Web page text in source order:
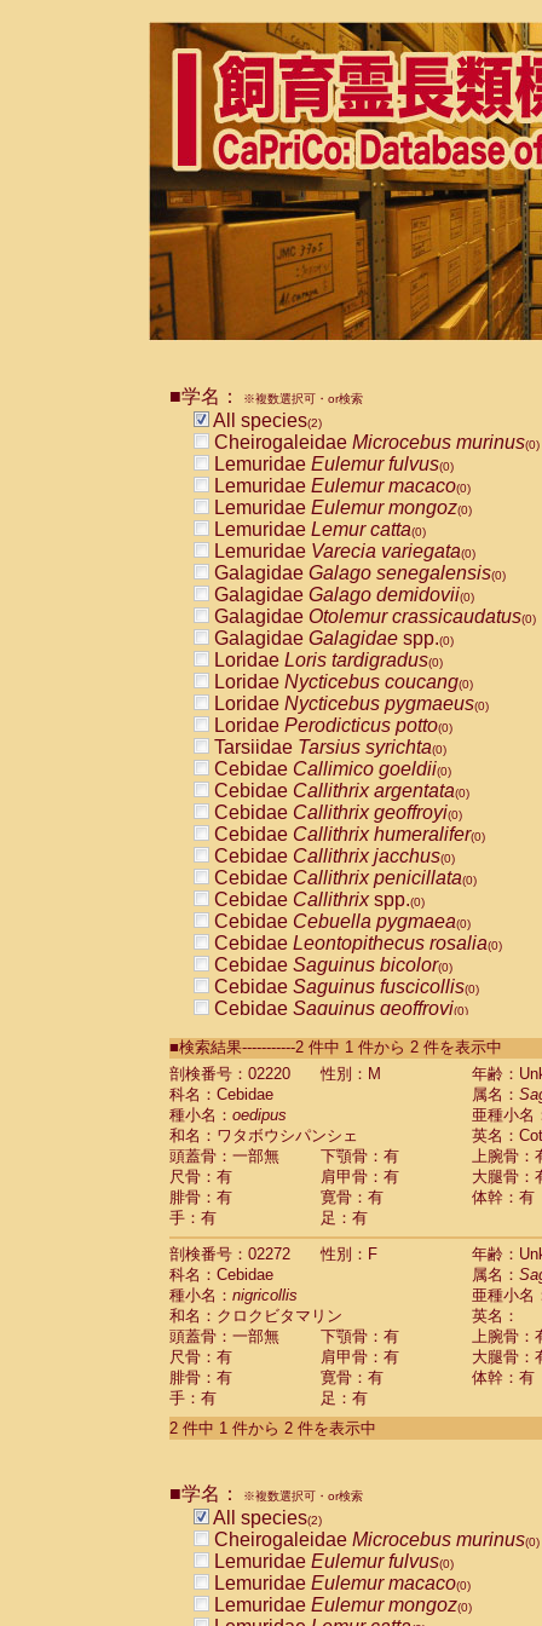
■学名： ※複数選択可・or検索
All species(2)
Cheirogaleidae Microcebus murinus(0)
Lemuridae Eulemur fulvus(0)
Lemuridae Eulemur macaco(0)
Lemuridae Eulemur mongoz(0)
Lemuridae Lemur catta(0)
Lemuridae Varecia variegata(0)
Galagidae Galago senegalensis(0)
Galagidae Galago demidovii(0)
Galagidae Otolemur crassicaudatus(0)
Galagidae Galagidae spp.(0)
Loridae Loris tardigradus(0)
Loridae Nycticebus coucang(0)
Loridae Nycticebus pygmaeus(0)
Loridae Perodicticus potto(0)
Tarsiidae Tarsius syrichta(0)
Cebidae Callimico goeldii(0)
Cebidae Callithrix argentata(0)
Cebidae Callithrix geoffroyi(0)
Cebidae Callithrix humeralifer(0)
Cebidae Callithrix jacchus(0)
Cebidae Callithrix penicillata(0)
Cebidae Callithrixspp.(0)
Cebidae Cebuella pygmaea(0)
Cebidae Leontopithecus rosalia(0)
Cebidae Saguinus bicolor(0)
Cebidae Saguinus fuscicollis(0)
Cebidae Saguinus geoffroyi(0)
CebidaeSaguinus labiatus(0)
Cebidae Saguinus leucopus (0)
Cebidae
Cebidae
CebidaeSaguinus nigricollis (1)
Cebidae Saguinus oedipus
Cebidae Saguinus weddelli
Cebidae Saguinusspp.
Cebidae Aotus trivirgatus
Cebidae Cebus albifrons
Cebidae
CebidaeCebus capucinus
CebidaeCebus nigrivittatus
Cebidae Cebusspp.(0)
Cebidae Saimiri boliviensis
Cebidae Saimiri sciureus
Atelidae Alouatta caraya
AtelidaeAlouatta fusca
AtelidaeAlouatta seniculus
AtelidaeAteles belzebuth
AtelidaeAteles geoffroyi
AtelidaeAteles paniscus(0)
AtelidaeAtelesspp. (0)
AtelidaeLagothrix lagothricha
AtelidaeLagothrix lagothricha cana
PitheciidaeCacajao calvus
■検索結果-----------2 件中 1 件から 2 件を表示中
剖検番号：02220
性別：M
年齢：
科名：Cebidae
属名：
種小名： oedipus
亜種小名
和名：ワタボウシパンシェ
英名：
頭蓋骨：一部無
下顎骨：有
上腕骨：
尺骨：有
肩甲骨：有
大腿骨：
腓骨：有
寛骨：有
体幹：有
手：有
足：有
剖検番号：02272
性別：F
年齢：
科名：Cebidae
属名：
種小名： nigricollis
亜種小名
和名：クロクビタマリン
英名：
頭蓋骨：一部無
下顎骨：有
上腕骨：
尺骨：有
肩甲骨：有
大腿骨：
腓骨：有
寛骨：有
体幹：有
手：有
足：有
2 件中 1 件から 2 件を表示中
■学名： ※複数選択可・or検索
All species(2)
Cheirogaleidae Microcebus murinus(0)
Lemuridae Eulemur fulvus(0)
Lemuridae Eulemur macaco(0)
Lemuridae Eulemur mongoz(0)